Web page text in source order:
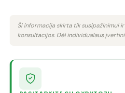
Ši informacija skirta tik susipažinimui
konsultacijos. Dėl individualaus